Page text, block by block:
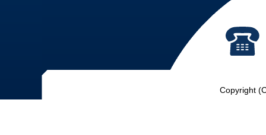
Copyright